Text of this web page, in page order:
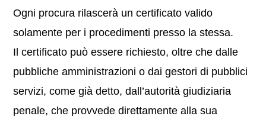
Ogni procura rilascerà un certificato valido
solamente per i procedimenti presso la stessa.
Il certificato può essere richiesto, oltre che dalle
pubbliche amministrazioni o dai gestori di pubblici
servizi, come già detto, dall’autorità giudiziaria
penale, che provvede direttamente alla sua